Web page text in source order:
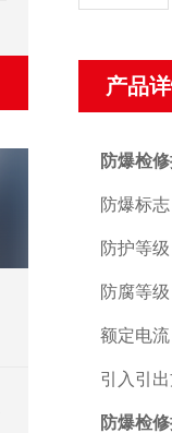
产品
防爆检
防爆标
防护等
防腐等
额定电
引入引
防爆检